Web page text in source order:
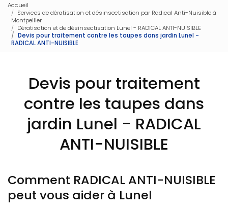
Accueil
Services de dératisation et désinsectisation par Radical Anti-Nuisible à
Montpellier
Dératisation et de désinsectisation Lunel - RADICAL ANTI-NUISIBLE
Devis pour traitement contre les taupes dans jardin Lunel -
RADICAL ANTI-NUISIBLE
Devis pour traitement
contre les taupes dans
jardin Lunel - RADICAL
ANTI-NUISIBLE
Comment RADICAL ANTI-NUISIBLE
peut vous aider à Lunel